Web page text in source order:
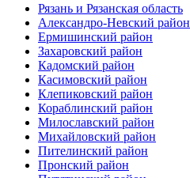
Рязань и Рязанская область
Александро-Невский район
Ермишинский район
Захаровский район
Кадомский район
Касимовский район
Клепиковский район
Кораблинский район
Милославский район
Михайловский район
Пителинский район
Пронский район